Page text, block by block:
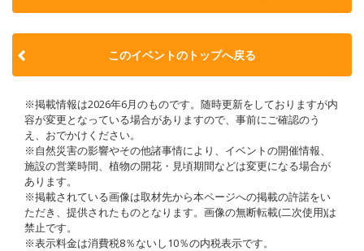
このイベントのトップへ戻る
※掲載情報は2026年6月のものです。随時更新をしておりますが内
容が変更となっている場合がありますので、事前にご確認のう
え、おでかけください。
※自然災害の影響やその他諸事情により、イベントの開催情報、
施設の営業時間、植物の開花・見頃期間などは変更になる場合が
あります。
※掲載されている画像は取材先から本ページへの掲載の許諾をい
ただき、提供されたものとなります。画像の無断転載(二次使用)は
禁止です。
※表示料金は消費税8％ないし10％の内税表示です。